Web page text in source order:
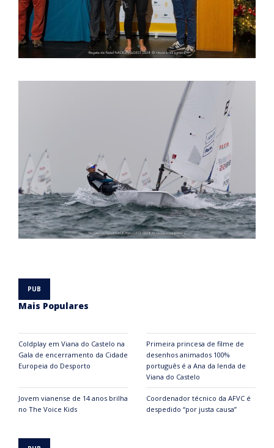
Mais Populares
Coldplay em Viana do Castelo na
Gala de encerramento da Cidade
Europeia do Desporto
Primeira princesa de filme de
desenhos animados 100%
português é a Ana da lenda de
Viana do Castelo
Jovem vianense de 14 anos brilha
no The Voice Kids
Coordenador técnico da AFVC é
despedido “por justa causa”